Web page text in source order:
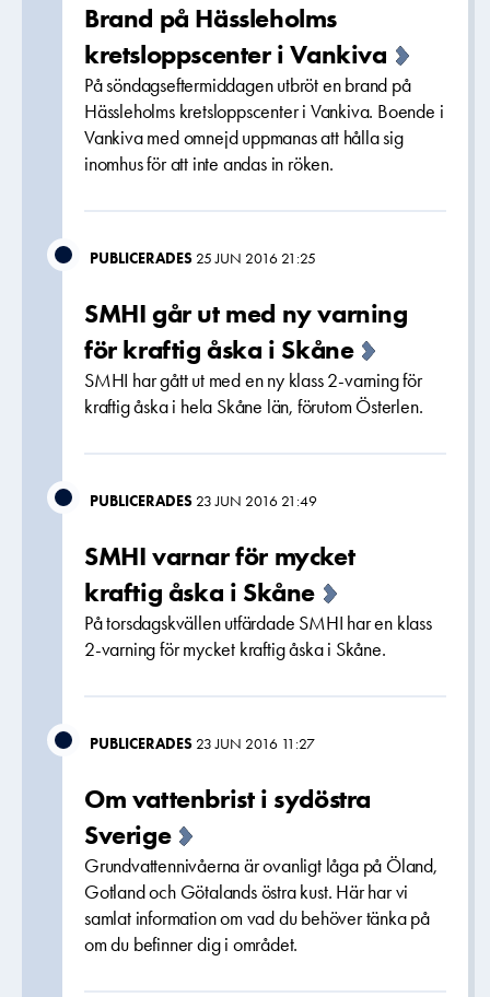
Brand på Hässleholms
kretsloppscenter i Vankiva
På söndagseftermiddagen utbröt en brand på
Hässleholms kretsloppscenter i Vankiva. Boende i
Vankiva med omnejd uppmanas att hålla sig
inomhus för att inte andas in röken.
PUBLICERADES 25 JUN 2016 21:25
SMHI går ut med ny varning
för kraftig åska i Skåne
SMHI har gått ut med en ny klass 2-varning för
kraftig åska i hela Skåne län, förutom Österlen.
PUBLICERADES 23 JUN 2016 21:49
SMHI varnar för mycket
kraftig åska i Skåne
På torsdagskvällen utfärdade SMHI har en klass
2-varning för mycket kraftig åska i Skåne.
PUBLICERADES 23 JUN 2016 11:27
Om vattenbrist i sydöstra
Sverige
Grundvattennivåerna är ovanligt låga på Öland,
Gotland och Götalands östra kust. Här har vi
samlat information om vad du behöver tänka på
om du befinner dig i området.